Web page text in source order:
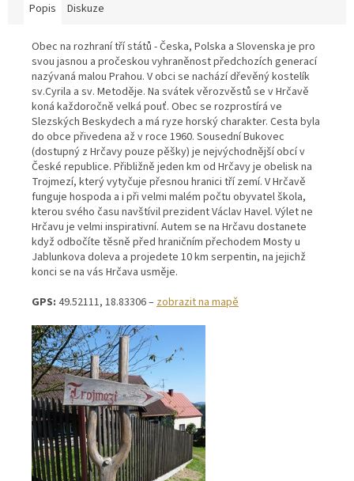
Popis Diskuze
Obec na rozhraní tří států - Česka, Polska a Slovenska je pro
svou jasnou a pročeskou vyhraněnost předchozích generací
nazývaná malou Prahou. V obci se nachází dřevěný kostelík
sv.Cyrila a sv. Metoděje. Na svátek věrozvěstů se v Hrčavě
koná každoročně velká pouť. Obec se rozprostírá ve
Slezských Beskydech a má ryze horský charakter. Cesta byla
do obce přivedena až v roce 1960. Sousední Bukovec
(dostupný z Hrčavy pouze pěšky) je nejvýchodnější obcí v
České republice. Přibližně jeden km od Hrčavy je obelisk na
Trojmezí, který vytyčuje přesnou hranici tří zemí. V Hrčavě
funguje hospoda a i při velmi malém počtu obyvatel škola,
kterou svého času navštívil prezident Václav Havel. Výlet ne
Hrčavu je velmi inspirativní. Autem se na Hrčavu dostanete
když odbočíte těsně před hraničním přechodem Mosty u
Jablunkova doleva a projedete 10 km serpentin, na jejichž
konci se na vás Hrčava usměje.
GPS: 49.52111, 18.83306 –zobrazit na mapě